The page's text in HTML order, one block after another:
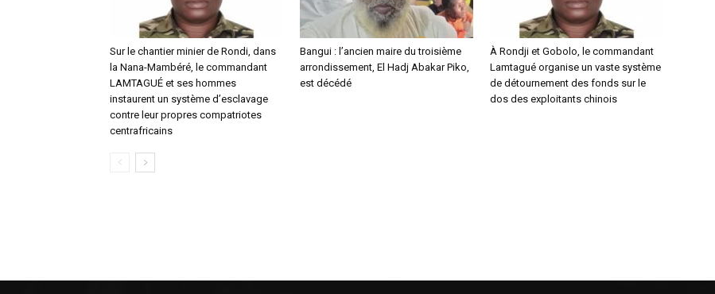
Sur le chantier minier de Rondi, dans
la Nana-Mambéré, le commandant
LAMTAGUÉ et ses hommes
instaurent un système d’esclavage
contre leur propres compatriotes
centrafricains
Bangui : l’ancien maire du troisième
arrondissement, El Hadj Abakar Piko,
est décédé
À Rondji et Gobolo, le commandant
Lamtagué organise un vaste système
de détournement des fonds sur le
dos des exploitants chinois